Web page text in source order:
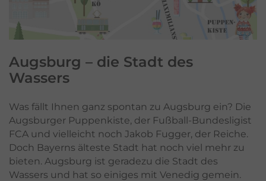
Augsburg – die Stadt des
Wassers
Was fällt Ihnen ganz spontan zu Augsburg ein? Die
Augsburger Puppenkiste, der Fußball-Bundesligist
FCA und vielleicht noch Jakob Fugger, der Reiche.
Doch Bayerns älteste Stadt hat noch viel mehr zu
bieten. Augsburg ist geradezu die Stadt des
Wassers und hat so einiges mit Venedig gemein.